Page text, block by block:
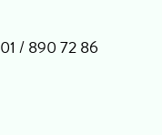
01 / 890 72 86